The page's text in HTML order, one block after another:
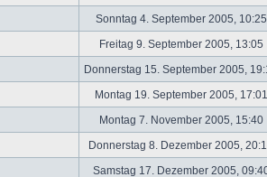
Sonntag 4. September 2005,
Freitag 9. September 2005, 13:05
Donnerstag 15. September 2005,
Montag 19. September 2005,
Montag 7. November 2005, 15:40
Donnerstag 8. Dezember 2005,
Samstag 17. Dezember 2005,